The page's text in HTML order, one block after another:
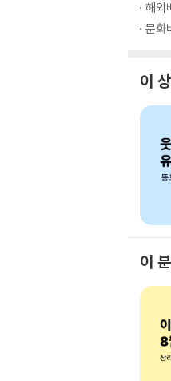
해외
문화
이
이